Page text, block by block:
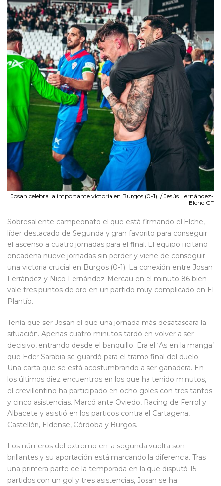
Josan celebra la importante victoria en Burgos (0-1). / Jesús Hernández-
Elche CF
Sobresaliente campeonato el que está firmando el Elche,
líder destacado de Segunda y gran favorito para conseguir
el ascenso a cuatro jornadas para el final. El equipo ilicitano
encadena nueve jornadas sin perder y viene de conseguir
una victoria crucial en Burgos (0-1). La conexión entre Josan
Ferrández y Nico Fernández-Mercau en el minuto 86 bien
vale tres puntos de oro en un partido muy complicado en El
Plantío.
Tenía que ser Josan el que una jornada más desatascara la
situación. Apenas cuatro minutos tardó en volver a ser
decisivo, entrando desde el banquillo. Era el ‘As en la manga’
que Eder Sarabia se guardó para el tramo final del duelo.
Una carta que se está acostumbrando a ser ganadora. En
los últimos diez encuentros en los que ha tenido minutos,
el crevillentino ha participado en ocho goles con tres tantos
y cinco asistencias. Marcó ante Oviedo, Racing de Ferrol y
Albacete y asistió en los partidos contra el Cartagena,
Castellón, Eldense, Córdoba y Burgos.
Los números del extremo en la segunda vuelta son
brillantes y su aportación está marcando la diferencia. Tras
una primera parte de la temporada en la que disputó 15
partidos con un gol y tres asistencias, Josan se ha